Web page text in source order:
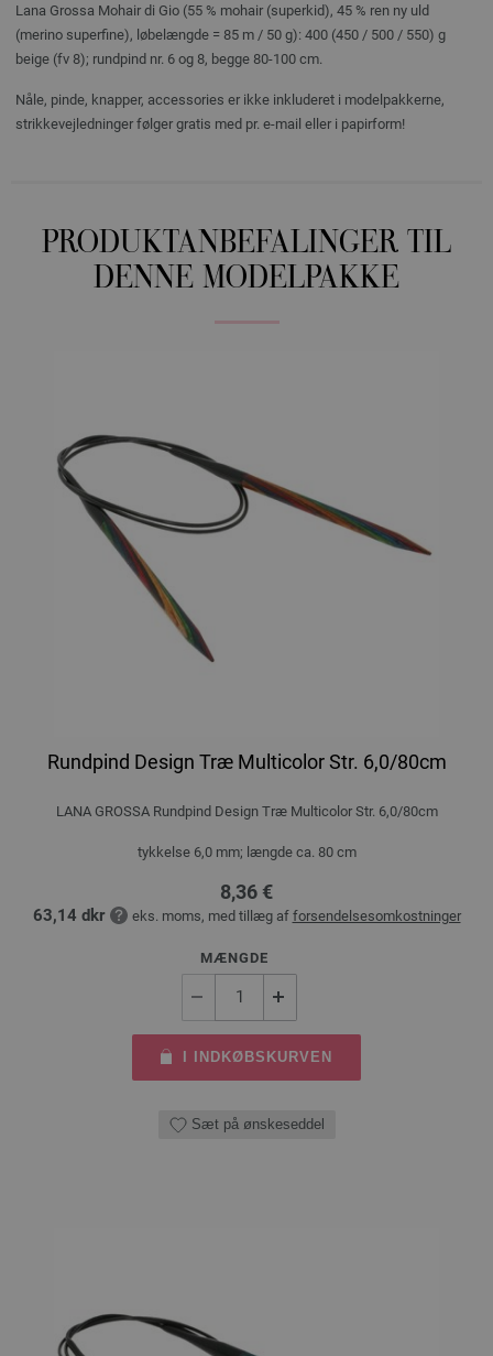
Lana Grossa Mohair di Gio (55 % mohair (superkid), 45 % ren ny uld
(merino superfine), løbelængde = 85 m / 50 g): 400 (450 / 500 / 550) g
beige (fv 8); rundpind nr. 6 og 8, begge 80-100 cm.
Nåle, pinde, knapper, accessories er ikke inkluderet i modelpakkerne,
strikkevejledninger følger gratis med pr. e-mail eller i papirform!
PRODUKTANBEFALINGER TIL
DENNE MODELPAKKE
Rundpind Design Træ Multicolor Str. 6,0/80cm
LANA GROSSA Rundpind Design Træ Multicolor Str. 6,0/80cm
tykkelse 6,0 mm; længde ca. 80 cm
8,36 €
63,14 dkr eks. moms, med tillæg af forsendelsesomkostninger
MÆNGDE
I INDKØBSKURVEN
Sæt på ønskeseddel